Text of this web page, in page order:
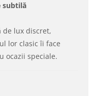
subtilă
de lux discret,
lor clasic îi face
ocazii speciale.